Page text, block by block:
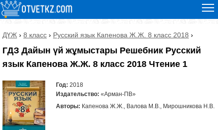
ДҮЖ › 8 класс › Русский язык Капенова Ж.Ж. 8 класс 2018 ›
ГДЗ Дайын үй жұмыстары Решебник Русский
язык Капенова Ж.Ж. 8 класс 2018 Чтение 1
Год: 2018
Издательство: «Арман-ПВ»
Авторы: Капенова Ж.Ж., Валова М.В., Мирошникова Н.В.